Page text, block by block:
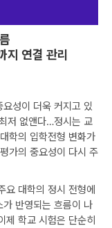
지 연결 관리
성이 더욱 커지고 있
저 없앤다…정시는 교
학의 입학전형 변화가
가의 중요성이 다시 주
요 대학의 정시 전형에
반영되는 흐름이 나
제 학교 시험은 단순히